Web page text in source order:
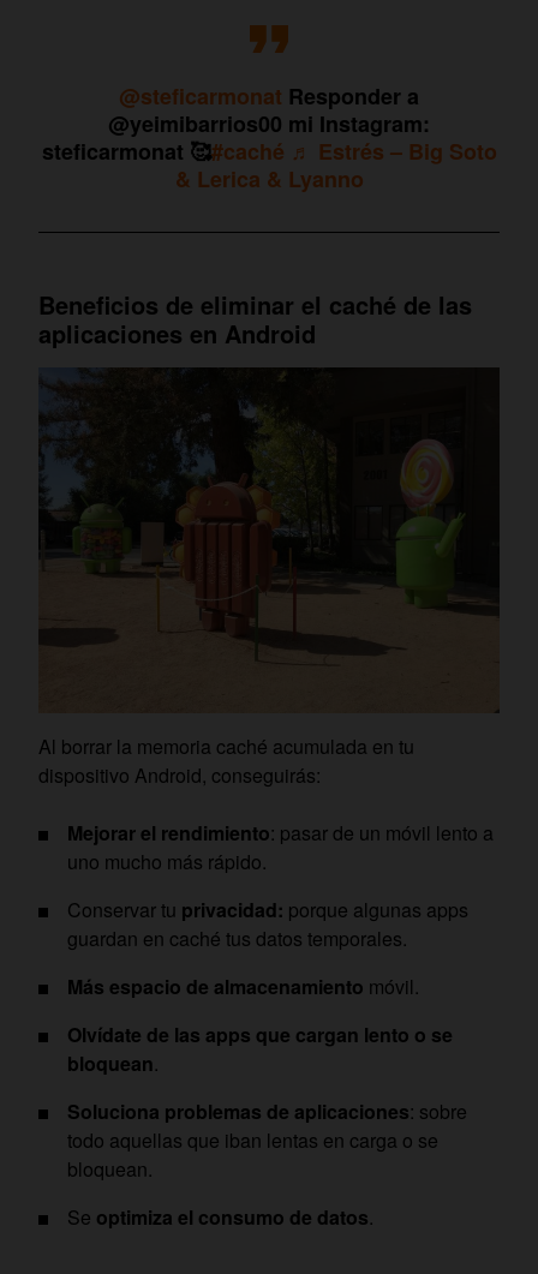
@steficarmonat Responder a
@yeimibarrios00 mi Instagram:
steficarmonat 🥰#caché ♬ Estrés – Big Soto
& Lerica & Lyanno
Beneficios de eliminar el caché de las
aplicaciones en Android
Al borrar la memoria caché acumulada en tu
dispositivo Android, conseguirás:
Mejorar el rendimiento: pasar de un móvil lento a
uno mucho más rápido.
Conservar tu privacidad: porque algunas apps
guardan en caché tus datos temporales.
Más espacio de almacenamiento móvil.
Olvídate de las apps que cargan lento o se
bloquean.
Soluciona problemas de aplicaciones: sobre
todo aquellas que iban lentas en carga o se
bloquean.
Se optimiza el consumo de datos.